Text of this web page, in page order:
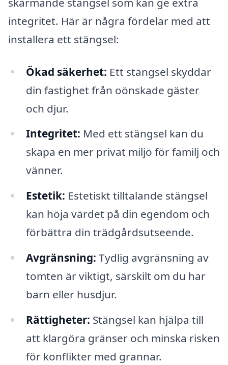
integritet. Här är några fördelar med att
installera ett stängsel:
Ökad säkerhet: Ett stängsel skyddar
din fastighet från oönskade gäster
och djur.
Integritet: Med ett stängsel kan du
skapa en mer privat miljö för familj och
vänner.
Estetik: Estetiskt tilltalande stängsel
kan höja värdet på din egendom och
förbättra din trädgårdsutseende.
Avgränsning: Tydlig avgränsning av
tomten är viktigt, särskilt om du har
barn eller husdjur.
Rättigheter: Stängsel kan hjälpa till
att klargöra gränser och minska risken
för konflikter med grannar.